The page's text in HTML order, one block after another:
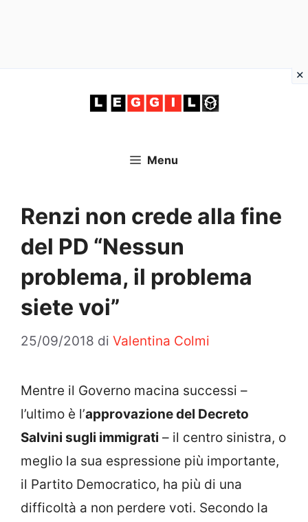
Menu
Renzi non crede alla fine
del PD “Nessun
problema, il problema
siete voi”
25/09/2018 di Valentina Colmi
Mentre il Governo macina successi –
l’ultimo è l’approvazione del Decreto
Salvini sugli immigrati – il centro sinistra, o
meglio la sua espressione più importante,
il Partito Democratico, ha più di una
difficoltà a non perdere voti. Secondo la